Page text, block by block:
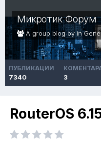
Микротик Форум
A group blog by in
ПУБЛИКАЦИИ
7340 3
RouterOS